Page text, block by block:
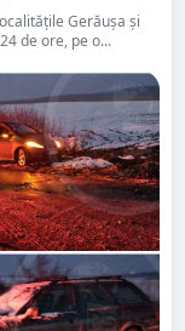
Gerăușa și
de ore, pe o...